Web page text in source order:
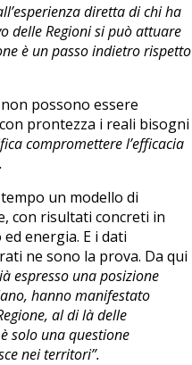
diretta di chi ha
delle Regioni si può attuare
è un passo indietro rispetto
possono essere
prontezza i reali bisogni
compromettere l’efficacia
un modello di
con risultati concreti in
energia. E i dati
ne sono la prova. Da qui
espresso una posizione
hanno manifestato
al di là delle
solo una questione
nei territori”.